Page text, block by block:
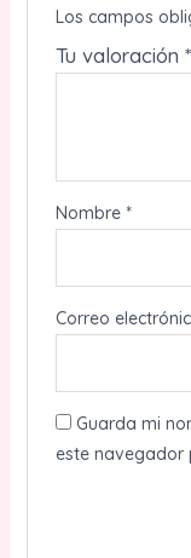
Los campos
Tu valoración *
Nombre *
Correo
Guarda mi
este navegador